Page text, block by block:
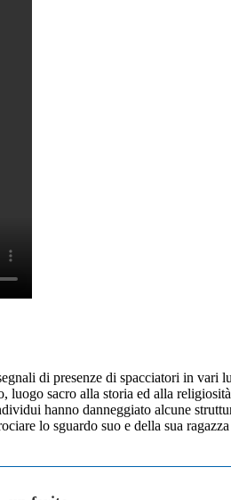
di presenze di spacciatori in vari
sacro alla storia ed alla
hanno danneggiato alcune
lo sguardo suo e della sua ragazza